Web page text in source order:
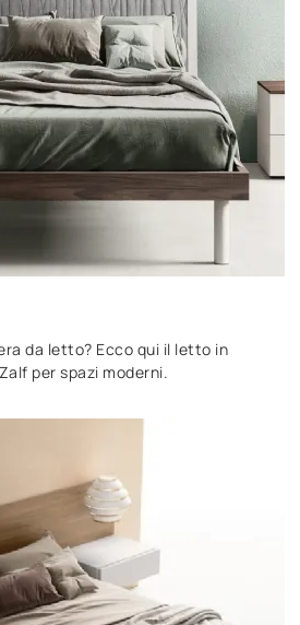
da letto? Ecco qui il letto in
per spazi moderni.